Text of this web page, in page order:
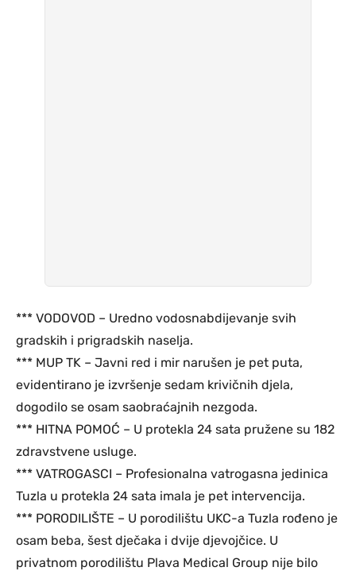
*** VODOVOD – Uredno vodosnabdijevanje svih
gradskih i prigradskih naselja.
*** MUP TK – Javni red i mir narušen je pet puta,
evidentirano je izvršenje sedam krivičnih djela,
dogodilo se osam saobraćajnih nezgoda.
*** HITNA POMOĆ – U protekla 24 sata pružene su 182
zdravstvene usluge.
*** VATROGASCI – Profesionalna vatrogasna jedinica
Tuzla u protekla 24 sata imala je pet intervencija.
*** PORODILIŠTE – U porodilištu UKC-a Tuzla rođeno je
osam beba, šest dječaka i dvije djevojčice. U
privatnom porodilištu Plava Medical Group nije bilo